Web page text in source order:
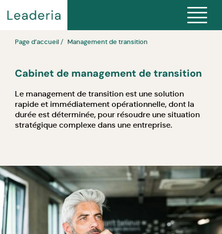
Page d’accueil Management de transition
Cabinet de management de transition
Le management de transition est une solution
rapide et immédiatement opérationnelle, dont la
durée est déterminée, pour résoudre une situation
stratégique complexe dans une entreprise.